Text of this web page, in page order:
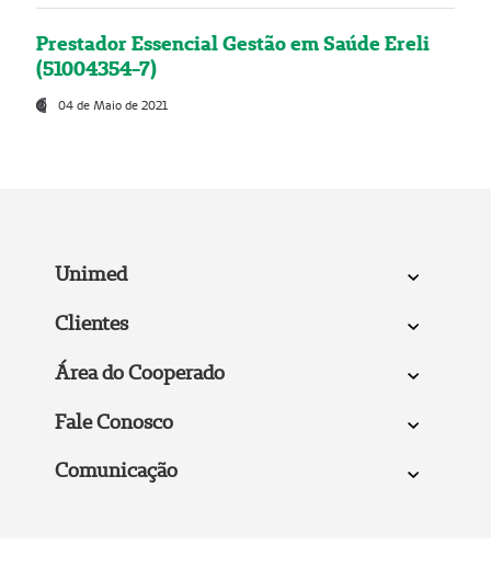
Prestador Essencial Gestão em Saúde Ereli
(51004354-7)
04 de Maio de 2021
Unimed
Clientes
Área do Cooperado
Fale Conosco
Comunicação